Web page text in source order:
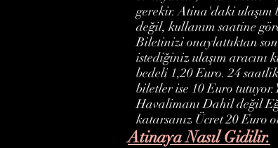
gerekir. Atina'daki ulaşım
değil, kullanım saatine
Biletinizi onaylattıktan
istediğiniz ulaşım
bedeli 1,20 Euro. 24
biletler ise 10 Euro
Havalimanı Dahil değil
katarsanız Ücret 20 Euro
Atinaya Nasıl Gidilir.